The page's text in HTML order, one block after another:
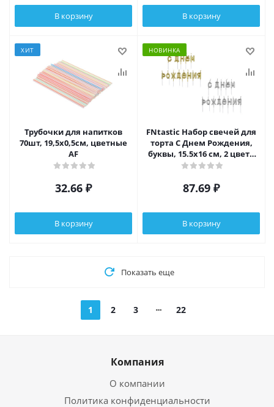
В корзину В корзину
ХИТ
Трубочки для напитков
70шт, 19,5x0,5см, цветные
AF
32.66 ₽
В корзину
НОВИНКА
FNtastic Набор свечей для
торта С Днем Рождения,
буквы, 15.5х16 см, 2 цвета
(золото, серебро)
87.69 ₽
В корзину
Показать еще
1 2 3 22
Компания
О компании
Политика конфиденциальности